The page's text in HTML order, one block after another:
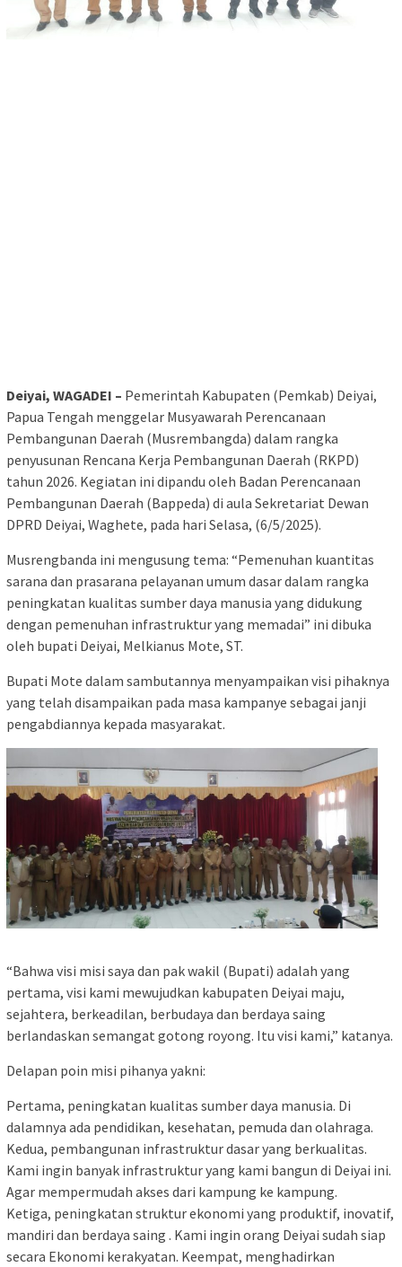
Deiyai, WAGADEI – Pemerintah Kabupaten (Pemkab) Deiyai,
Papua Tengah menggelar Musyawarah Perencanaan
Pembangunan Daerah (Musrembangda) dalam rangka
penyusunan Rencana Kerja Pembangunan Daerah (RKPD)
tahun 2026. Kegiatan ini dipandu oleh Badan Perencanaan
Pembangunan Daerah (Bappeda) di aula Sekretariat Dewan
DPRD Deiyai, Waghete, pada hari Selasa, (6/5/2025).
Musrengbanda ini mengusung tema: “Pemenuhan kuantitas
sarana dan prasarana pelayanan umum dasar dalam rangka
peningkatan kualitas sumber daya manusia yang didukung
dengan pemenuhan infrastruktur yang memadai” ini dibuka
oleh bupati Deiyai, Melkianus Mote, ST.
Bupati Mote dalam sambutannya menyampaikan visi pihaknya
yang telah disampaikan pada masa kampanye sebagai janji
pengabdiannya kepada masyarakat.
“Bahwa visi misi saya dan pak wakil (Bupati) adalah yang
pertama, visi kami mewujudkan kabupaten Deiyai maju,
sejahtera, berkeadilan, berbudaya dan berdaya saing
berlandaskan semangat gotong royong. Itu visi kami,” katanya.
Delapan poin misi pihanya yakni:
Pertama, peningkatan kualitas sumber daya manusia. Di
dalamnya ada pendidikan, kesehatan, pemuda dan olahraga.
Kedua, pembangunan infrastruktur dasar yang berkualitas.
Kami ingin banyak infrastruktur yang kami bangun di Deiyai ini.
Agar mempermudah akses dari kampung ke kampung.
Ketiga, peningkatan struktur ekonomi yang produktif, inovatif,
mandiri dan berdaya saing . Kami ingin orang Deiyai sudah siap
secara Ekonomi kerakyatan. Keempat, menghadirkan